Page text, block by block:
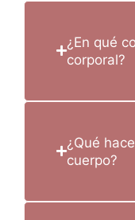
¿En qué
corporal?
¿Qué
cuerpo?